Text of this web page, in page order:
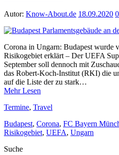
Autor: Know-About.de 18.09.2020
Corona in Ungarn: Budapest wurde
Risikogebiet erklärt – Der UEFA
September soll dennoch mit
das Robert-Koch-Institut (RKI) die
auf die Liste der zu stark…
Mehr Lesen
Termine, Travel
Budapest, Corona, FC Bayern
Risikogebiet, UEFA, Ungarn
Suche